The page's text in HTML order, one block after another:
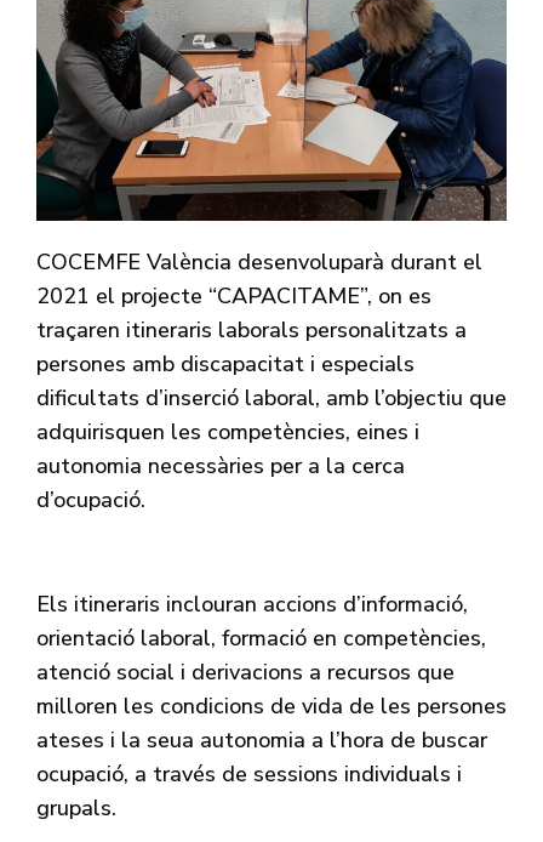
COCEMFE València desenvoluparà durant el
2021 el projecte “CAPACITAME”, on es
traçaren itineraris laborals personalitzats a
persones amb discapacitat i especials
dificultats d’inserció laboral, amb l’objectiu que
adquirisquen les competències, eines i
autonomia necessàries per a la cerca
d’ocupació.
Els itineraris inclouran accions d’informació,
orientació laboral, formació en competències,
atenció social i derivacions a recursos que
milloren les condicions de vida de les persones
ateses i la seua autonomia a l’hora de buscar
ocupació, a través de sessions individuals i
grupals.